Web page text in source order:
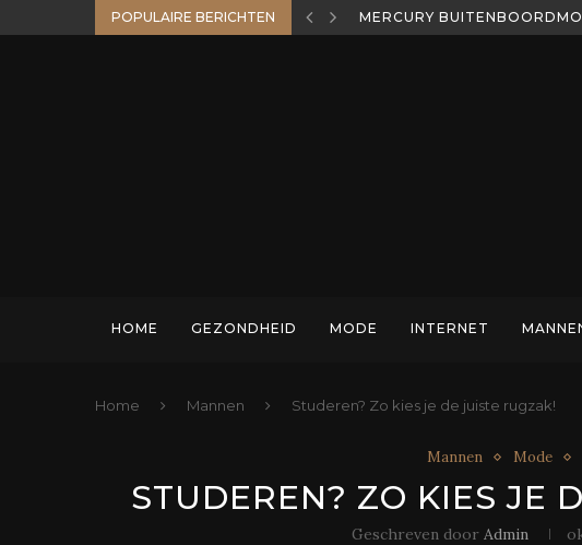
POPULAIRE BERICHTEN MERCURY
HOME GEZONDHEID MODE INTERNET
Home Mannen Studeren? Zo kies je de juiste rugzak!
Mannen Mode
STUDEREN? ZO KIES JE
Geschreven doorAdmin